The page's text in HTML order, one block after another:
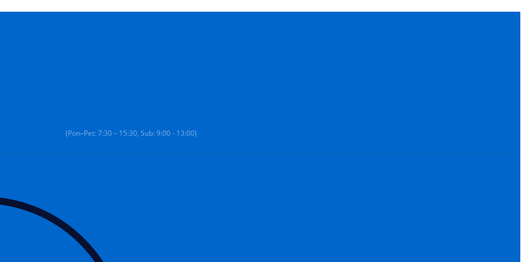
(Pon–Pet: 7:30 – 15:30, Sub: 9:00 - 13:00)